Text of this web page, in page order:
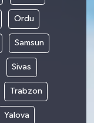
Ordu
Samsun
Sivas
Trabzon
Yalova